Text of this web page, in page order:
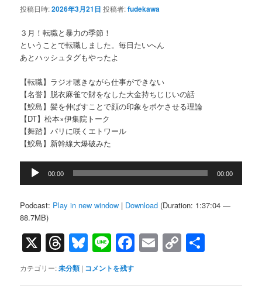
投稿日時:2026年3月21日 投稿者:fudekawa
３月！転職と暴力の季節！
ということで転職しました。毎日たいへん
あとハッシュタグもやったよ
【転職】ラジオ聴きながら仕事ができない
【名誉】脱衣麻雀で財をなした大金持ちじじいの話
【鮫島】髪を伸ばすことで顔の印象をボケさせる理論
【DT】松本×伊集院トーク
【舞踏】パリに咲くエトワール
【鮫島】新幹線大爆破みた
レ
ー
ー
00:00 00:00
Podcast: Play in new window | Download (Duration: 1:37:04 —
88.7MB)
X Threads
Bluesky
LineFacebook
Email
Copy
Link
カテゴリー:未分類 | コメントを残す